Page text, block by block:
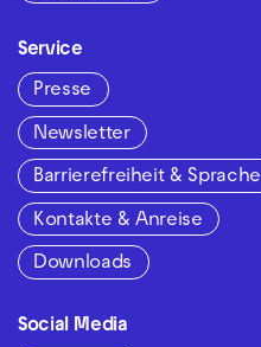
Service
Presse
Newsletter
Barrierefreiheit & Sprache
Kontakte & Anreise
Downloads
Social Media